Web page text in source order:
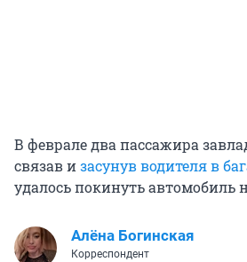
В феврале два пассажира
связав изасунув водителя в
удалось покинуть автомобиль
Алёна Богинская
Корреспондент